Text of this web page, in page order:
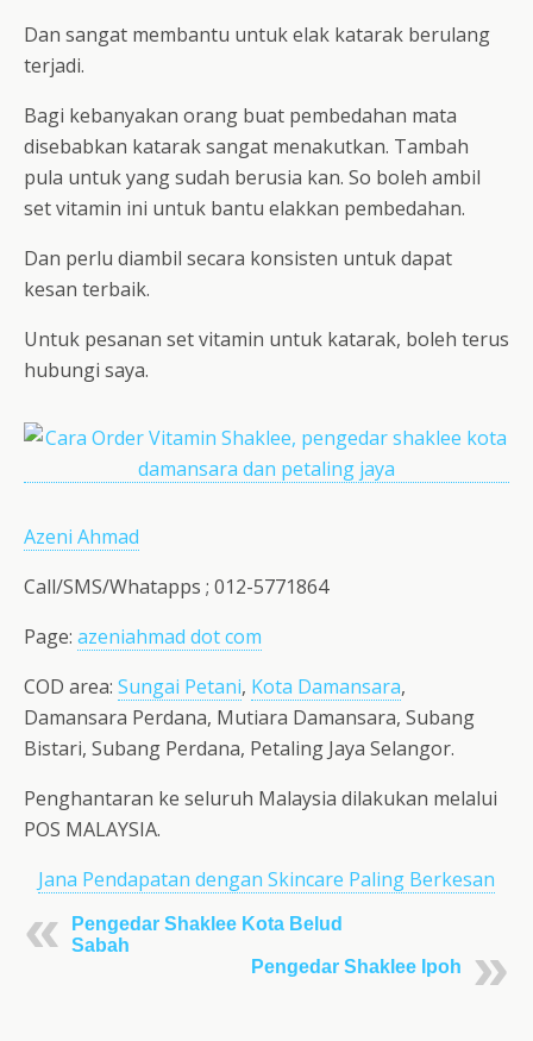
Dan sangat membantu untuk elak katarak berulang
terjadi.
Bagi kebanyakan orang buat pembedahan mata
disebabkan katarak sangat menakutkan. Tambah
pula untuk yang sudah berusia kan. So boleh ambil
set vitamin ini untuk bantu elakkan pembedahan.
Dan perlu diambil secara konsisten untuk dapat
kesan terbaik.
Untuk pesanan set vitamin untuk katarak, boleh terus
hubungi saya.
Azeni Ahmad
Call/SMS/Whatapps ; 012-5771864
Page: azeniahmad dot com
COD area: Sungai Petani, Kota Damansara,
Damansara Perdana, Mutiara Damansara, Subang
Bistari, Subang Perdana, Petaling Jaya Selangor.
Penghantaran ke seluruh Malaysia dilakukan melalui
POS MALAYSIA.
Jana Pendapatan dengan Skincare Paling Berkesan
Pengedar Shaklee Kota Belud
Sabah
Pengedar Shaklee Ipoh